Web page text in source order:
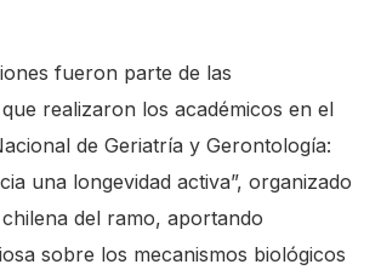
fueron parte de las
realizaron los académicos en el
de Geriatría y Gerontología:
una longevidad activa”, organizado
del ramo, aportando
sobre los mecanismos biológicos